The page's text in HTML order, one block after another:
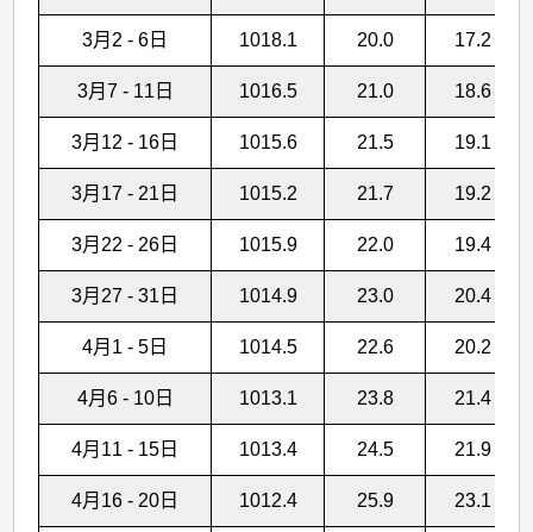
3月2 - 6日 1018.1 20.0 17.2
3月7 - 11日 1016.5 21.0 18.6
3月12 - 16日 1015.6 21.5 19.1
3月17 - 21日 1015.2 21.7 19.2
3月22 - 26日 1015.9 22.0 19.4
3月27 - 31日 1014.9 23.0 20.4
4月1 - 5日 1014.5 22.6 20.2
4月6 - 10日 1013.1 23.8 21.4
4月11 - 15日 1013.4 24.5 21.9
4月16 - 20日 1012.4 25.9 23.1